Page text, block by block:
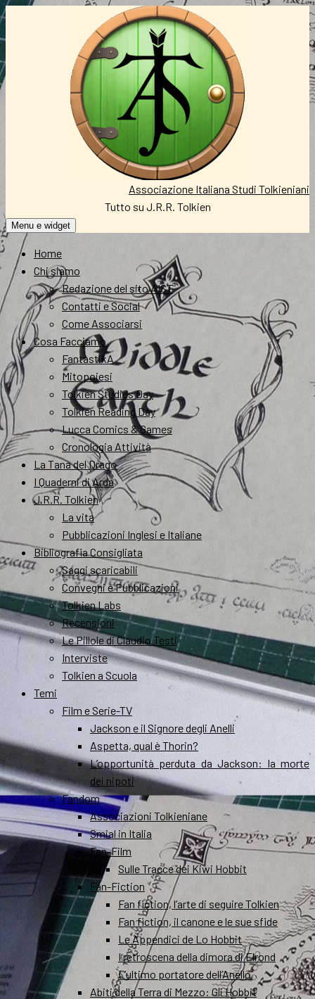
Vai
Associazione Italiana Studi Tolkieniani
Tutto su J.R.R. Tolkien
Menu e widget
Home
Chi siamo
Redazione del sito AIST
Contatti e Social
Come Associarsi
Cosa Facciamo
FantastikA
Mitopoiesi
Tolkien Studies Day
Tolkien Reading Day
Lucca Comics & Games
Cronologia Attività
La Tana del Drago
I Quaderni di Arda
J.R.R. Tolkien
La vita
Pubblicazioni Inglesi e Italiane
Bibliografia Consigliata
Saggi scaricabili
Convegni e Pubblicazioni
Tolkien Labs
Recensioni
Le Pillole di Claudio Testi
Interviste
Tolkien a Scuola
Temi
Film e Serie-TV
Jackson e il Signore degli Anelli
Aspetta, qual è Thorin?
L’opportunità perduta da Jackson: la morte
dei nipoti
Fandom
Associazioni Tolkieniane
Smial in Italia
Fan-Film
Sulle Tracce dei Kiwi Hobbit
Fan-Fiction
Fan fiction, l’arte di seguire Tolkien
Fan fiction, il canone e le sue sfide
Le Appendici de Lo Hobbit
I retroscena della dimora di Elrond
L’ultimo portatore dell’Anello
Abiti della Terra di Mezzo: Gli Hobbit